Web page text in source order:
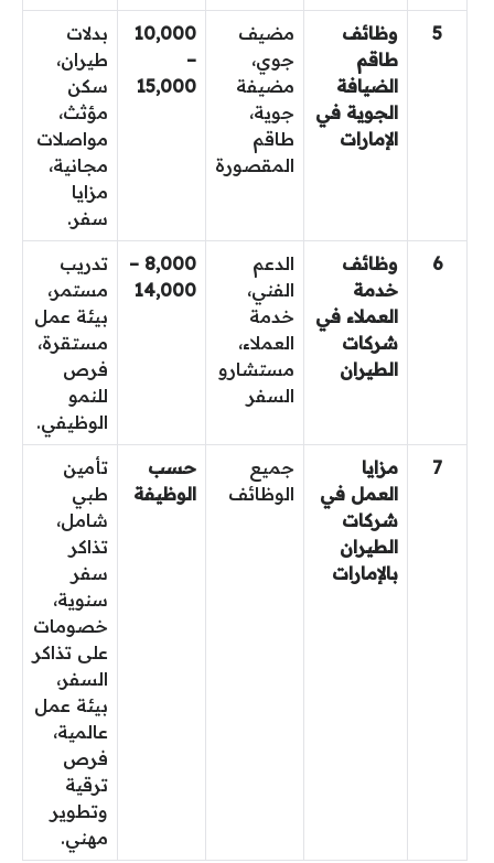
5
وظائف
طاقم
الضيافة
الجوية في
الإمارات
مضيف
جوي،
مضيفة
جوية،
طاقم
المقصورة
10,000
–
15,000
بدلات
طيران،
سكن
مؤثث،
مواصلات
مجانية،
مزايا
سفر.
6
وظائف
خدمة
العملاء في
شركات
الطيران
الدعم
الفني،
خدمة
العملاء،
مستشارو
السفر
8,000 –
14,000
تدريب
مستمر،
بيئة عمل
مستقرة،
فرص
للنمو
الوظيفي.
7
مزايا
العمل في
شركات
الطيران
بالإمارات
جميع
الوظائف
حسب
الوظيفة
تأمين
طبي
شامل،
تذاكر
سفر
سنوية،
خصومات
على تذاكر
السفر،
بيئة عمل
عالمية،
فرص
ترقية
وتطوير
مهني.